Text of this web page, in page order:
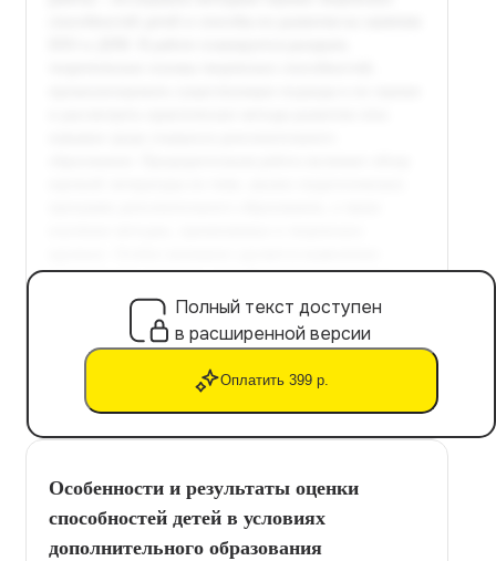
Полный текст доступен
в расширенной версии
Оплатить 399 р.
Особенности и результаты оценки
способностей детей в условиях
дополнительного образования